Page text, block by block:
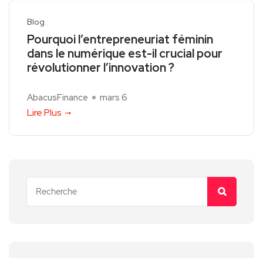
Blog
Pourquoi l’entrepreneuriat féminin
dans le numérique est-il crucial pour
révolutionner l’innovation ?
AbacusFinance mars 6
Lire Plus